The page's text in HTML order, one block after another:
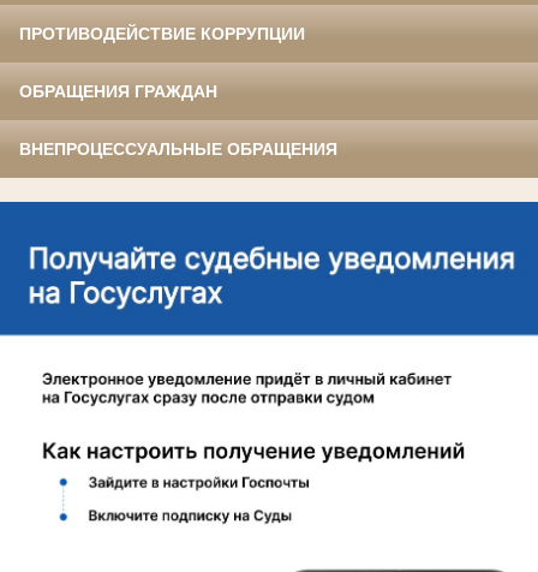
ПРОТИВОДЕЙСТВИЕ КОРРУПЦИИ
ОБРАЩЕНИЯ ГРАЖДАН
ВНЕПРОЦЕССУАЛЬНЫЕ ОБРАЩЕНИЯ